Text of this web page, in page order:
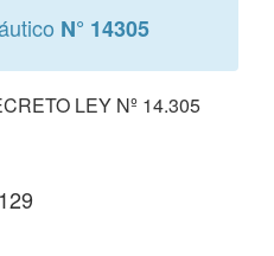
N° 14305
LEY Nº 14.305